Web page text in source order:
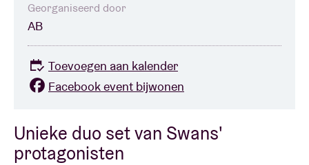
Unieke duo set van Swans'
protagonisten
Georganiseerd door
AB
Toevoegen aan kalender
Facebook event bijwonen